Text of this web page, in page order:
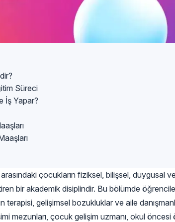
Süreci
İş Yapar?
çocukların fiziksel, bilişsel, duygusal
bir akademik disiplindir. Bu bölümde
gelişimsel bozukluklar ve aile
mezunları, çocuk gelişim uzmanı, okul